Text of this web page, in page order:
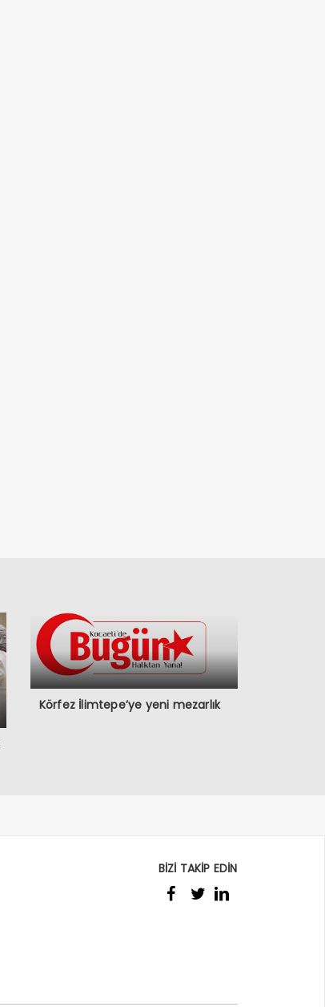
Körfez İlimtepe’ye yeni mezarlık
BİZİ TAKİP EDİN